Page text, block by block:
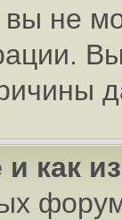
не
как